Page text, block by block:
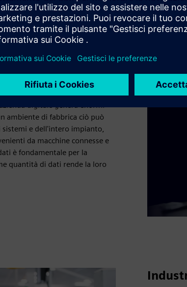
Siemens
migliorati, devono essere
digitale genera enormi
ambiente di fabbrica ciò può
e dell'intero impianto,
da macchine connesse e
è fondamentale per la
quantità di dati rende la loro